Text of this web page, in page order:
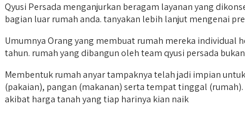
Qyusi Persada menganjurkan beragam layanan yang
bagian luar rumah anda. tanyakan lebih lanjut mengenai
Umumnya Orang yang membuat rumah mereka individual
tahun. rumah yang dibangun oleh team qyusi persada
Membentuk rumah anyar tampaknya telah jadi impian
(pakaian), pangan (makanan) serta tempat tinggal
akibat harga tanah yang tiap harinya kian naik